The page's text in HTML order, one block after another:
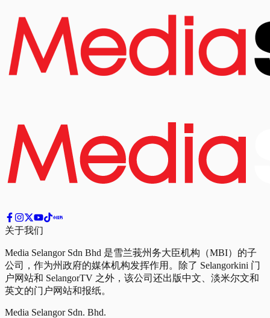
关于我们
Media Selangor Sdn Bhd 是雪兰莪州务大臣机构（MBI）的子
公司，作为州政府的媒体机构发挥作用。除了 Selangorkini 门
户网站和 SelangorTV 之外，该公司还出版中文、淡米尔文和
英文的门户网站和报纸。
Media Selangor Sdn. Bhd.